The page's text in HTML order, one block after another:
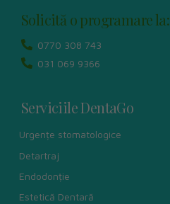
Solicită o programare la:
0770 308 743
031 069 9366
Serviciile DentaGo
Urgențe stomatologice
Detartraj
Endodonție
Estetică Dentară